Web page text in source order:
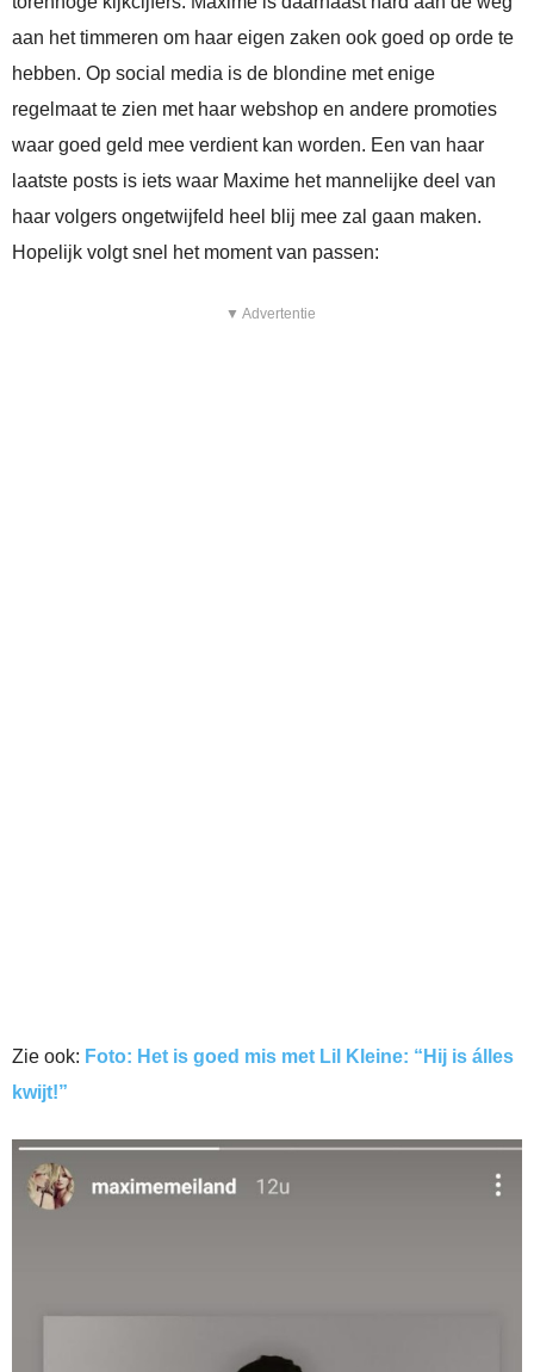
aan het timmeren om haar eigen zaken ook goed op orde te
hebben. Op social media is de blondine met enige
regelmaat te zien met haar webshop en andere promoties
waar goed geld mee verdient kan worden. Een van haar
laatste posts is iets waar Maxime het mannelijke deel van
haar volgers ongetwijfeld heel blij mee zal gaan maken.
Hopelijk volgt snel het moment van passen:
▼ Advertentie
Zie ook: Foto: Het is goed mis met Lil Kleine: “Hij is álles
kwijt!”